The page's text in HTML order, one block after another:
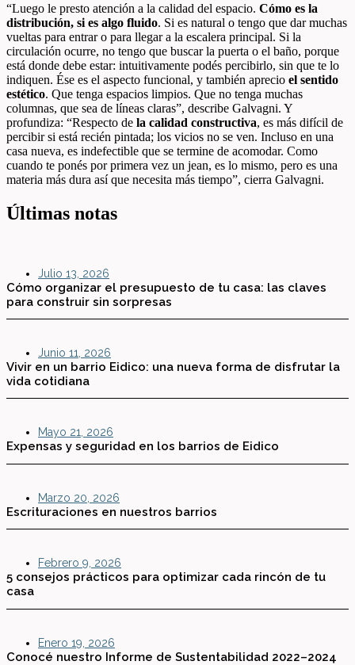
“Luego le presto atención a la calidad del espacio. Cómo es la
distribución, si es algo fluido. Si es natural o tengo que dar muchas
vueltas para entrar o para llegar a la escalera principal. Si la
circulación ocurre, no tengo que buscar la puerta o el baño, porque
está donde debe estar: intuitivamente podés percibirlo, sin que te lo
indiquen. Ése es el aspecto funcional, y también aprecio el sentido
estético. Que tenga espacios limpios. Que no tenga muchas
columnas, que sea de líneas claras”, describe Galvagni. Y
profundiza: “Respecto de la calidad constructiva, es más difícil de
percibir si está recién pintada; los vicios no se ven. Incluso en una
casa nueva, es indefectible que se termine de acomodar. Como
cuando te ponés por primera vez un jean, es lo mismo, pero es una
materia más dura así que necesita más tiempo”, cierra Galvagni.
Últimas notas
Julio 13, 2026
Cómo organizar el presupuesto de tu casa: las claves
para construir sin sorpresas
Junio 11, 2026
Vivir en un barrio Eidico: una nueva forma de disfrutar la
vida cotidiana
Mayo 21, 2026
Expensas y seguridad en los barrios de Eidico
Marzo 20, 2026
Escrituraciones en nuestros barrios
Febrero 9, 2026
5 consejos prácticos para optimizar cada rincón de tu
casa
Enero 19, 2026
Conocé nuestro Informe de Sustentabilidad 2022–2024